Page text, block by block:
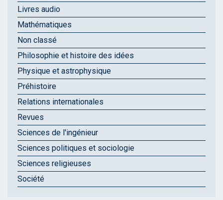
Livres audio
Mathématiques
Non classé
Philosophie et histoire des idées
Physique et astrophysique
Préhistoire
Relations internationales
Revues
Sciences de l'ingénieur
Sciences politiques et sociologie
Sciences religieuses
Société